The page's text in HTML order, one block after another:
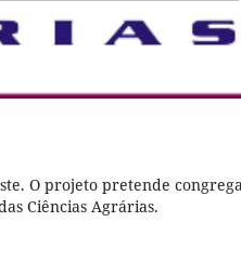
O projeto pretende
Ciências Agrárias.